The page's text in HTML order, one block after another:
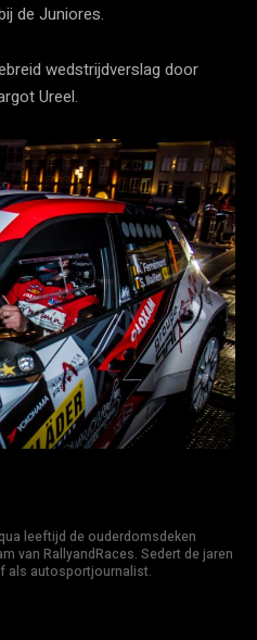
de Juniores.
wedstrijdverslag door
Ureel.
leeftijd de ouderdomsdeken
van RallyandRaces. Sedert de jaren
als autosportjournalist.